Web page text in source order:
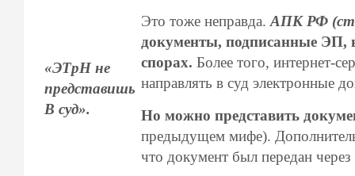
«ЭТрН не
представишь
В суд».
Это тоже неправда. АПК РФ
документы, подписанные ЭП,
спорах. Более того, интернет-
направлять в суд
Но можно представить
предыдущем мифе).
что документ был передан